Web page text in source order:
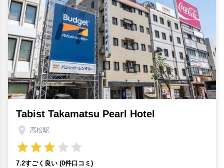
Tabist Takamatsu Pearl Hotel
高松駅
7.2すごく良い (0件口コミ)